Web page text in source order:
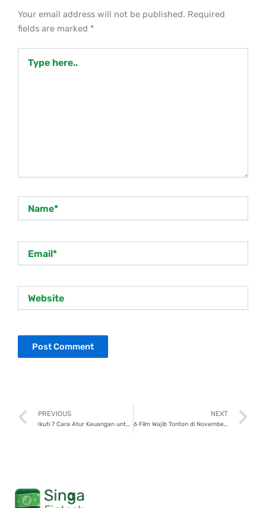
Your email address will not be published. Required
fields are marked *
here..
Prev
PREVIOUS
Ikuti 7 Cara Atur Keuangan untuk Mahasiswa dan Freelancer
NEXT
6 Film Wajib Tonton di November 2024